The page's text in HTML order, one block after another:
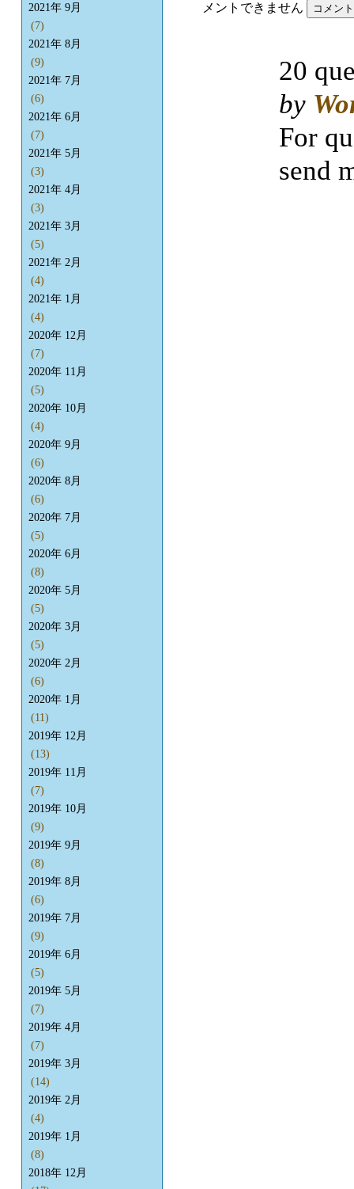
メントできません
2021年 9月
(7)
2021年 8月
(9)
2021年 7月
(6)
2021年 6月
(7)
2021年 5月
(3)
2021年 4月
(3)
2021年 3月
(5)
2021年 2月
(4)
2021年 1月
(4)
2020年 12月
(7)
2020年 11月
(5)
2020年 10月
(4)
2020年 9月
(6)
2020年 8月
(6)
2020年 7月
(5)
2020年 6月
(8)
2020年 5月
(5)
2020年 3月
(5)
2020年 2月
(6)
2020年 1月
(11)
2019年 12月
(13)
2019年 11月
(7)
2019年 10月
(9)
2019年 9月
(8)
2019年 8月
(6)
2019年 7月
(9)
2019年 6月
(5)
2019年 5月
(7)
2019年 4月
(7)
2019年 3月
(14)
2019年 2月
(4)
2019年 1月
(8)
2018年 12月
20
by
For
send